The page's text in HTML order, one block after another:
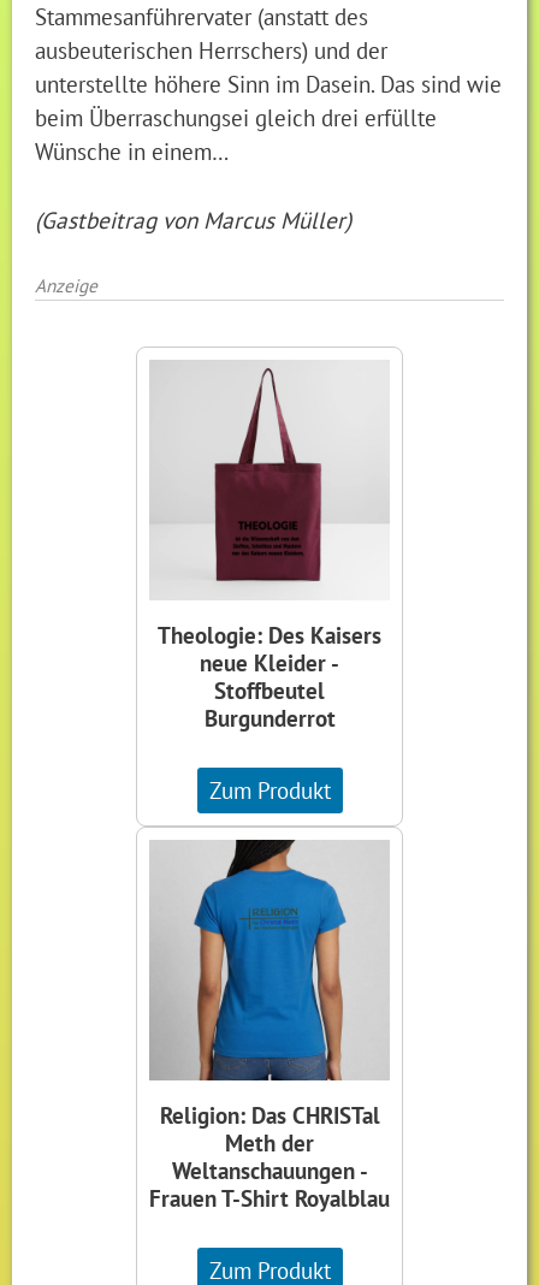
Stammesanführervater (anstatt des
ausbeuterischen Herrschers) und der
unterstellte höhere Sinn im Dasein. Das sind wie
beim Überraschungsei gleich drei erfüllte
Wünsche in einem…
(Gastbeitrag von Marcus Müller)
Anzeige
Theologie: Des Kaisers
neue Kleider -
Stoffbeutel
Burgunderrot
Zum Produkt
Religion: Das CHRISTal
Meth der
Weltanschauungen -
Frauen T-Shirt Royalblau
Zum Produkt